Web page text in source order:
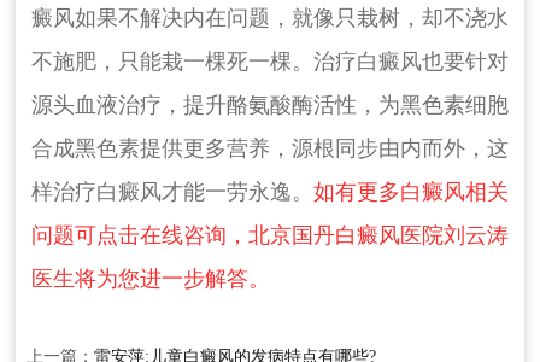
癜风如果不解决内在问题，就像只栽树，却不浇水
不施肥，只能栽一棵死一棵。治疗白癜风也要针对
源头血液治疗，提升酪氨酸酶活性，为黑色素细胞
合成黑色素提供更多营养，源根同步由内而外，这
样治疗白癜风才能一劳永逸。 如有更多白癜风相关
问题可点击在线咨询，北京国丹白癜风医院刘云涛
医生将为您进一步解答。
上一篇： 雷安萍:儿童白癜风的发病特点有哪些?